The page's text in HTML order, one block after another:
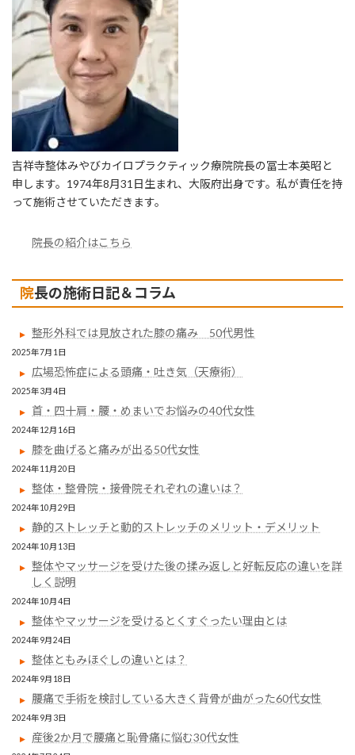
吉祥寺整体みやびカイロプラクティック療院院長の冨士本英昭と
申します。1974年8月31日生まれ、大阪府出身です。私が責任を持
って施術させていただきます。
院長の紹介はこちら
院長の施術日記＆コラム
整形外科では見放された膝の痛み 50代男性
2025年7月1日
広場恐怖症による頭痛・吐き気（天療術）
2025年3月4日
首・四十肩・腰・めまいでお悩みの40代女性
2024年12月16日
膝を曲げると痛みが出る50代女性
2024年11月20日
整体・整骨院・接骨院それぞれの違いは？
2024年10月29日
静的ストレッチと動的ストレッチのメリット・デメリット
2024年10月13日
整体やマッサージを受けた後の揉み返しと好転反応の違いを詳
しく説明
2024年10月4日
整体やマッサージを受けるとくすぐったい理由とは
2024年9月24日
整体ともみほぐしの違いとは？
2024年9月18日
腰痛で手術を検討している大きく背骨が曲がった60代女性
2024年9月3日
産後2か月で腰痛と恥骨痛に悩む30代女性